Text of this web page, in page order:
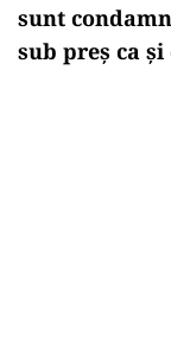
sunt
sub preș ca